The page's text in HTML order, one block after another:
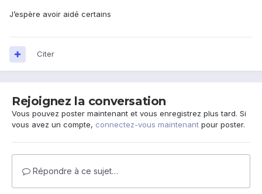
J’espère avoir aidé certains
Citer
Rejoignez la conversation
Vous pouvez poster maintenant et vous enregistrez plus tard. Si
vous avez un compte, connectez-vous maintenant pour poster.
Répondre à ce sujet…